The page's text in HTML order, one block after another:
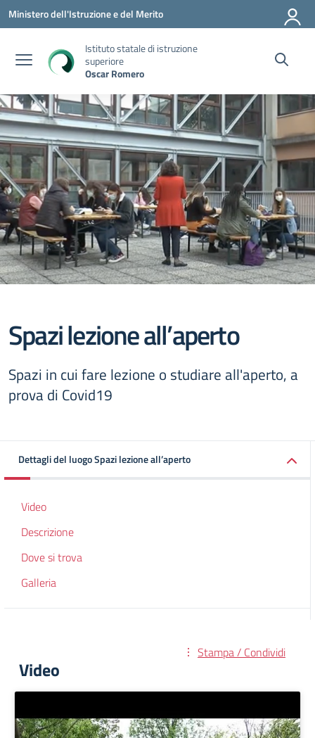
Vai ai contenuti
Vai al menu di navigazione
Vai al footer
Ministero dell'Istruzione e del Merito
Istituto statale di istruzione
superiore
Oscar Romero
Spazi lezione all’aperto
Spazi in cui fare lezione o studiare all'aperto, a
prova di Covid19
Dettagli del luogo Spazi lezione all’aperto
Video
Descrizione
Dove si trova
Galleria
Stampa / Condividi
Video